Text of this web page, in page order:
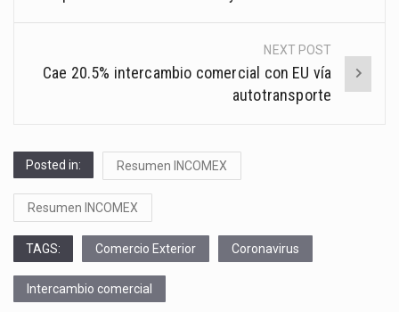
NEXT POST
Cae 20.5% intercambio comercial con EU vía
autotransporte
Posted in: Resumen INCOMEX
Resumen INCOMEX
TAGS: Comercio Exterior Coronavirus
Intercambio comercial